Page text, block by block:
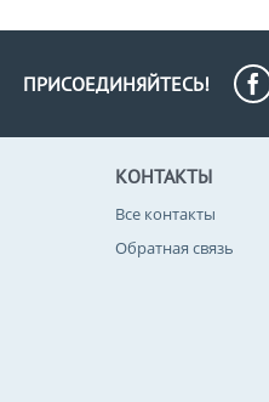
ПРИСОЕДИНЯЙТЕСЬ!
КОНТАКТЫ
Все контакты
Обратная связь